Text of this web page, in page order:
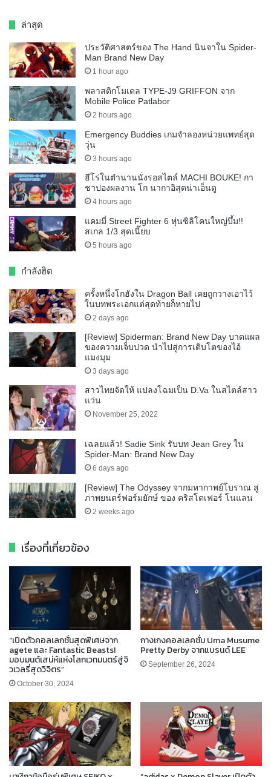
ล่าสุด
ประวัติศาสตร์ของ The Hand นินจาใน Spider-
Man Brand New Day
1 hour ago
พลาสติกโมเดล TYPE-J9 GRIFFON จาก
Mobile Police Patlabor
2 hours ago
Emergency Buddies เกมจำลองหน่วยแพทย์สุด
วุ่น
3 hours ago
ฮีโร่ในตำนานนั่งรอสไตล์ MACHI BOUKE! กา
ชาปองผลงาน โก นากาอิสุดน่าเอ็นดู
4 hours ago
แคมมี่ Street Fighter 6 หุ่นซิลิโคนใหญ่บึ้ม!!
สเกล 1/3 สุดเนี๊ยบ
5 hours ago
กำลังฮิต
ครั้งหนึ่งโกฮังใน Dragon Ball เคยถูกวางเอาไว้
ในบทพระเอกแต่สุดท้ายก็หายไป
2 days ago
[Review] Spiderman: Brand New Day บาดแผล
ของความเจ็บปวด นำไปสู่การเติบโตของไอ้
แมงมุม
3 days ago
สาวไทยจัดให้ แปลงโฉมเป็น D.Va ในสไตล์สาว
แว่น
November 25, 2022
เฉลยแล้ว! Sadie Sink รับบท Jean Grey ใน
Spider-Man: Brand New Day
6 days ago
[Review] The Odyssey จากมหากาพย์โบราณ สู่
ภาพยนตร์ฟอร์มยักษ์ ของ คริสโตเฟอร์ โนแลน
2 weeks ago
เรื่องที่เกี่ยวข้อง
“เปิดตัวคอลเลกชั่นสุดพิเศษจาก
agete และ Fantastic Beasts!
มอบมนต์เสน่ห์แห่งโลกเวทมนตร์สู่จิ
วเวลรี่สุดวิจิตร”
October 30, 2024
กางเกงคอลเลคชั่น Uma Musume
Pretty Derby จากแบรนด์ LEE
September 26, 2024